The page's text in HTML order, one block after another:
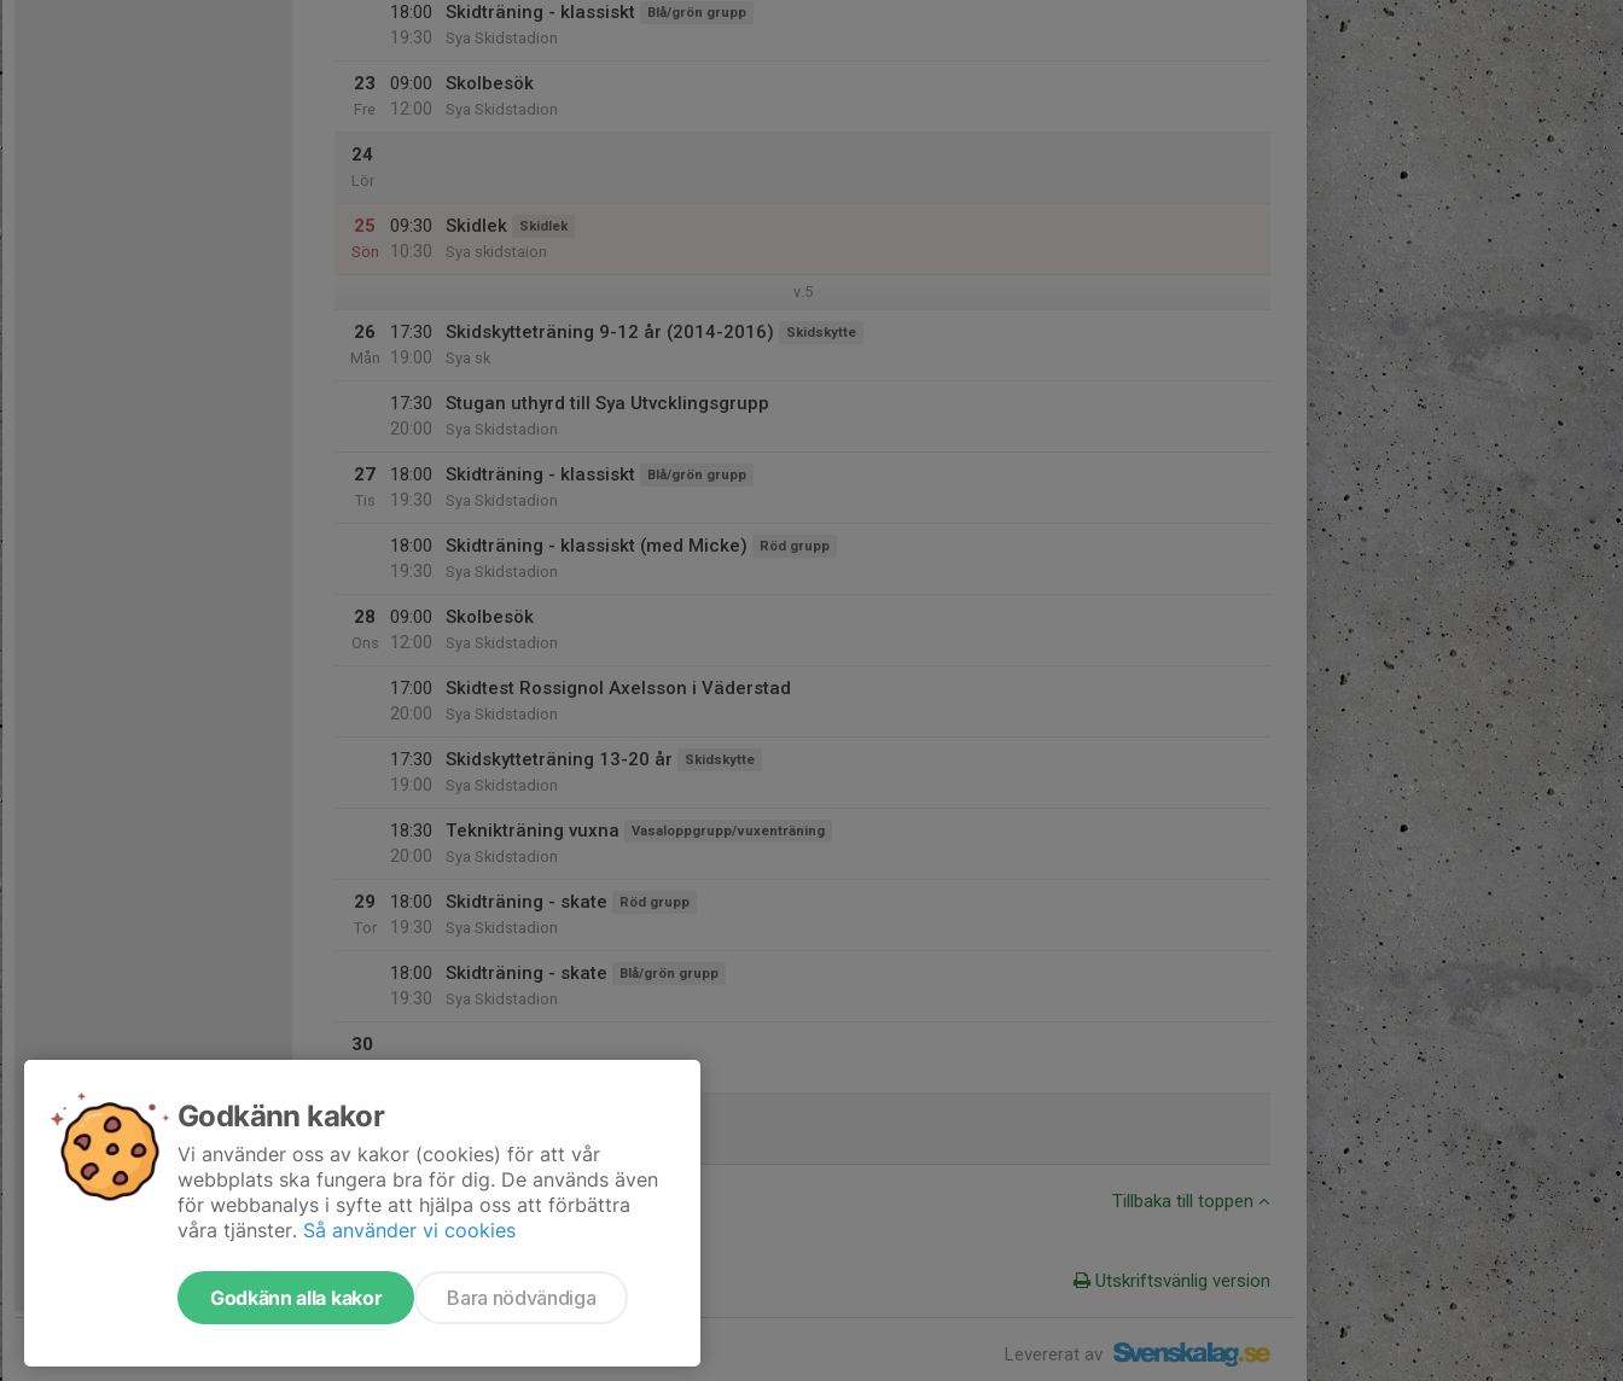
18:00
19:30
Skidträning - klassiskt Blå/grön grupp
Sya Skidstadion
23
Fre
09:00
12:00
Skolbesök
Sya Skidstadion
24
Lör
25
Sön
09:30
10:30
Skidlek Skidlek
Sya skidstaion
v.5
26
Mån
17:30
19:00
Skidskytteträning 9-12 år (2014-2016) Skidskytte
Sya sk
17:30
20:00
Stugan uthyrd till Sya Utvcklingsgrupp
Sya Skidstadion
27
Tis
18:00
19:30
Skidträning - klassiskt Blå/grön grupp
Sya Skidstadion
18:00
19:30
Skidträning - klassiskt (med Micke) Röd grupp
Sya Skidstadion
28
Ons
09:00
12:00
Skolbesök
Sya Skidstadion
17:00
20:00
Skidtest Rossignol Axelsson i Väderstad
Sya Skidstadion
17:30
19:00
Skidskytteträning 13-20 år Skidskytte
Sya Skidstadion
18:30
20:00
Teknikträning vuxna Vasaloppgrupp/vuxenträning
Sya Skidstadion
29
Tor
18:00
19:30
Skidträning - skate Röd grupp
Sya Skidstadion
18:00
19:30
Skidträning - skate Blå/grön grupp
Sya Skidstadion
30
31
Tillbaka till toppen
Utskriftsvänlig version
Levererat av
Godkänn kakor
Vi använder oss av kakor (cookies) för att vår
webbplats ska fungera bra för dig. De används även
för webbanalys i syfte att hjälpa oss att förbättra
våra tjänster. Så använder vi cookies
Godkänn alla kakor Bara nödvändiga